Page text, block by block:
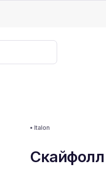
• Italon
Скайфолл